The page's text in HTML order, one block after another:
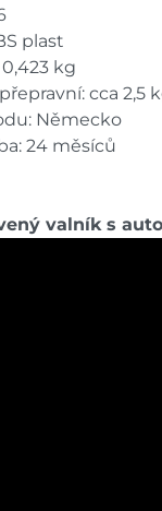
plast
kg
cca 2,5
Německo
24 měsíců
valník s